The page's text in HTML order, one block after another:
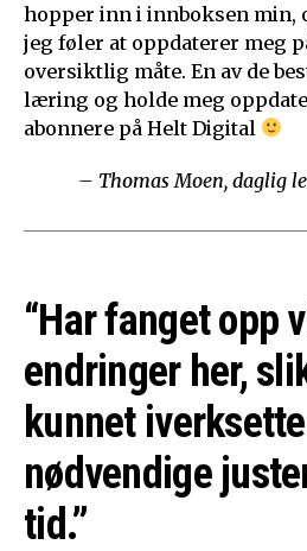
hopper inn i innboksen min,
jeg føler at oppdaterer meg
oversiktlig måte. En av de
læring og holde meg
abonnere på Helt Digital
– Thomas Moen, daglig
“Har fanget opp
endringer her,
kunnet
nødvendige
tid.”